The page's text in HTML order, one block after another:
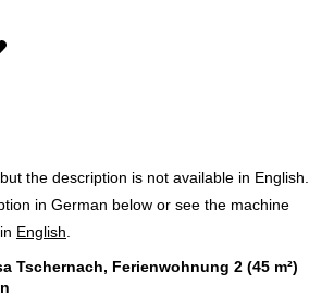
the description is not available in English.
in German below or see the machine
English
Tschernach, Ferienwohnung 2 (45 m²)